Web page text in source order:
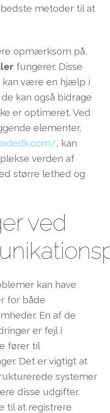
metoder til at
opmærksom på,
fungerer. Disse
kan være en hjælp i
kan også bidrage
er optimeret. Ved
elementer,
, kan
verden af
større lethed og
ved
kan have
for både
En af de
er fejl i
fører til
Det er vigtigt at
systemer
disse udgifter.
til at registrere